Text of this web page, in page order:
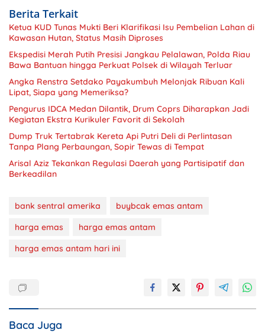
Berita Terkait
Ketua KUD Tunas Mukti Beri Klarifikasi Isu Pembelian Lahan di
Kawasan Hutan, Status Masih Diproses
Ekspedisi Merah Putih Presisi Jangkau Pelalawan, Polda Riau
Bawa Bantuan hingga Perkuat Polsek di Wilayah Terluar
Angka Renstra Setdako Payakumbuh Melonjak Ribuan Kali
Lipat, Siapa yang Memeriksa?
Pengurus IDCA Medan Dilantik, Drum Coprs Diharapkan Jadi
Kegiatan Ekstra Kurikuler Favorit di Sekolah
Dump Truk Tertabrak Kereta Api Putri Deli di Perlintasan
Tanpa Plang Perbaungan, Sopir Tewas di Tempat
Arisal Aziz Tekankan Regulasi Daerah yang Partisipatif dan
Berkeadilan
bank sentral amerika
buybcak emas antam
harga emas
harga emas antam
harga emas antam hari ini
Baca Juga